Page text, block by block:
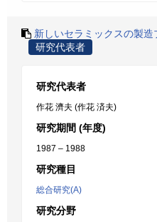
新しいセラミックスの製
研究代表者
研究代表者
作花 濟夫 (作花 済夫)
研究期間 (年度)
1987 – 1988
研究種目
総合研究(A)
研究分野